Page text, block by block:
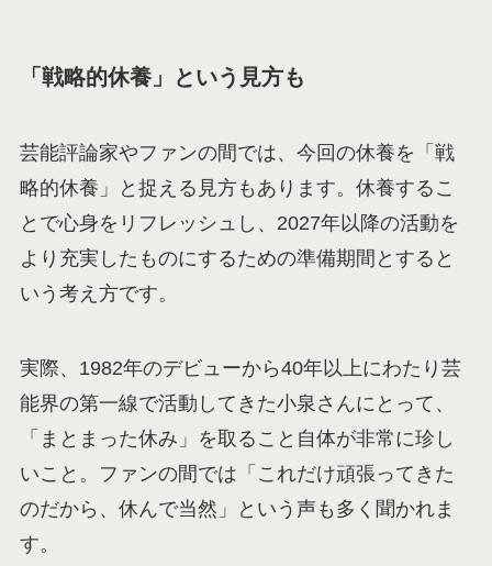
「戦略的休養」という見方も
芸能評論家やファンの間では、今回の休養を「戦
略的休養」と捉える見方もあります。休養するこ
とで心身をリフレッシュし、2027年以降の活動を
より充実したものにするための準備期間とすると
いう考え方です。
実際、1982年のデビューから40年以上にわたり芸
能界の第一線で活動してきた小泉さんにとって、
「まとまった休み」を取ること自体が非常に珍し
いこと。ファンの間では「これだけ頑張ってきた
のだから、休んで当然」という声も多く聞かれま
す。